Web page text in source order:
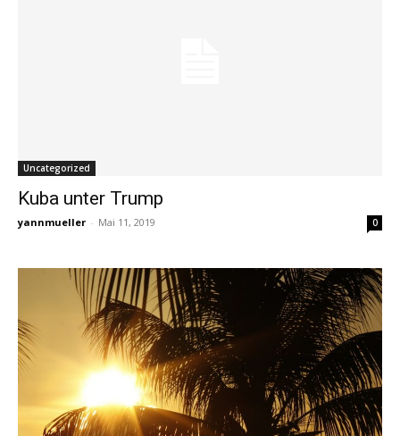
Uncategorized
Kuba unter Trump
yannmueller - Mai 11, 2019 0